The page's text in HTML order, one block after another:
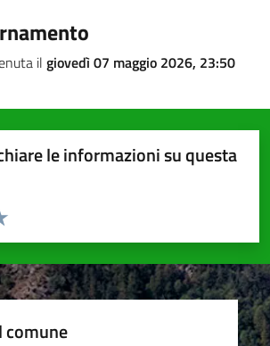
il giovedì 07 maggio 2026, 23:50
le informazioni su questa
pagina
5 stelle su 5
4 stelle su 5
su 5
su 5
comune